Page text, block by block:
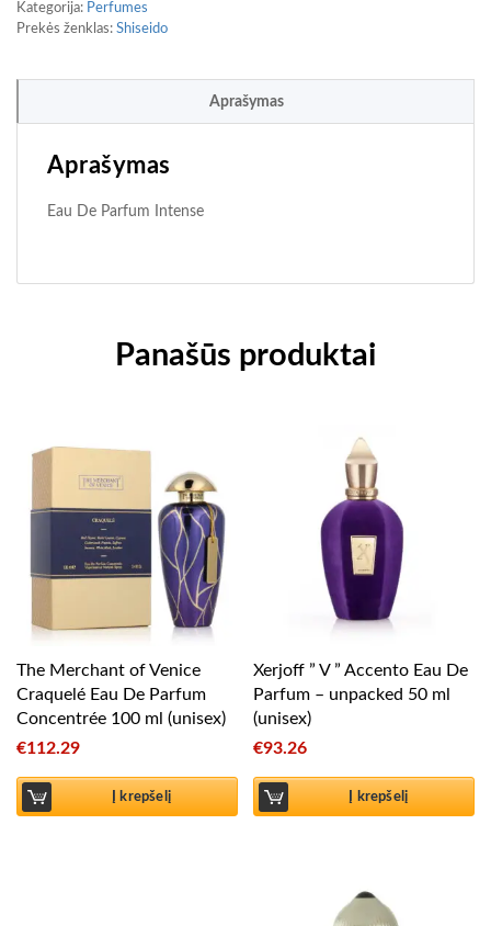
Kategorija: Perfumes
Prekės ženklas: Shiseido
Aprašymas
Aprašymas
Eau De Parfum Intense
Panašūs produktai
The Merchant of Venice
Craquelé Eau De Parfum
Concentrée 100 ml (unisex)
€112.29
Į krepšelį
Xerjoff ” V ” Accento Eau De
Parfum – unpacked 50 ml
(unisex)
€93.26
Į krepšelį